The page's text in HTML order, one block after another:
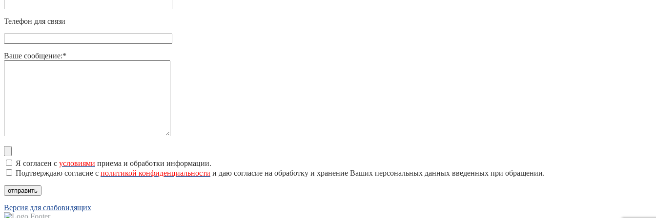
Телефон для связи
Ваше сообщение:*
Я согласен с условиями приема и обработки информации.
Подтверждаю согласие с политикой конфиденциальности и даю согласие на обработку и хранение Ваших персональных данных введенных при обращении.
Версия для слабовидящих